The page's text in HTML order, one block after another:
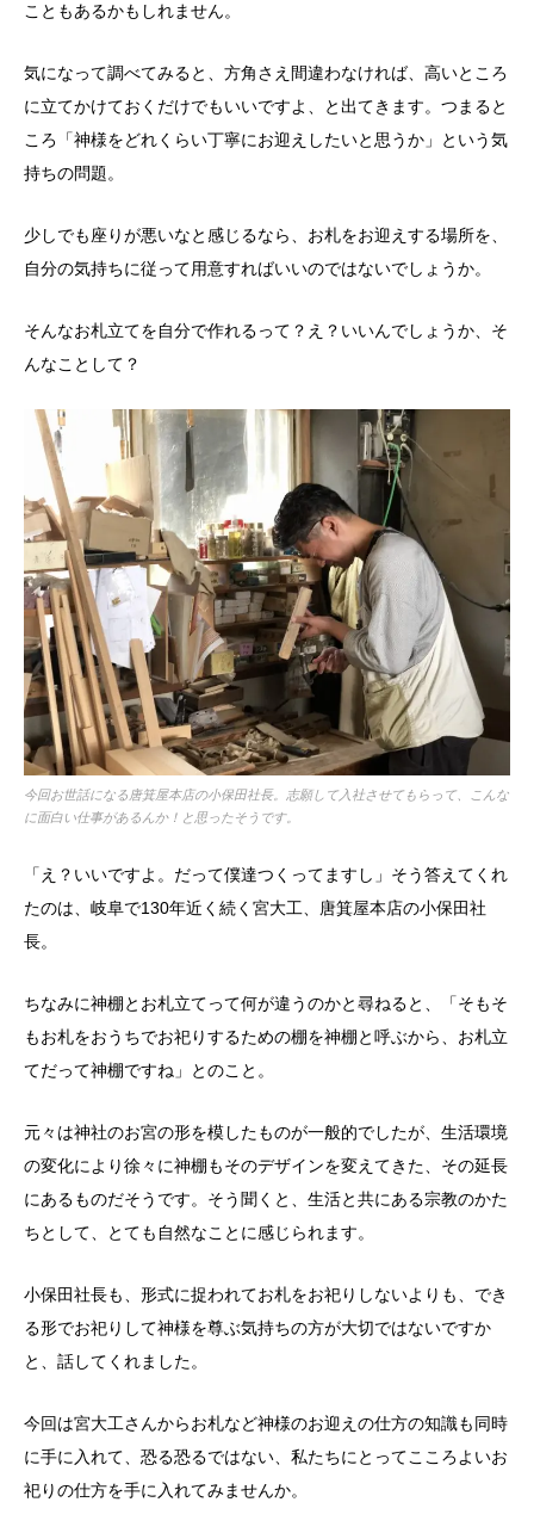
こともあるかもしれません。
気になって調べてみると、方角さえ間違わなければ、高いところ
に立てかけておくだけでもいいですよ、と出てきます。つまると
ころ「神様をどれくらい丁寧にお迎えしたいと思うか」という気
持ちの問題。
少しでも座りが悪いなと感じるなら、お札をお迎えする場所を、
自分の気持ちに従って用意すればいいのではないでしょうか。
そんなお札立てを自分で作れるって？え？いいんでしょうか、そ
んなことして？
今回お世話になる唐箕屋本店の小保田社長。志願して入社させてもらって、こんな
に面白い仕事があるんか！と思ったそうです。
「え？いいですよ。だって僕達つくってますし」そう答えてくれ
たのは、岐阜で130年近く続く宮大工、唐箕屋本店の小保田社
長。
ちなみに神棚とお札立てって何が違うのかと尋ねると、「そもそ
もお札をおうちでお祀りするための棚を神棚と呼ぶから、お札立
てだって神棚ですね」とのこと。
元々は神社のお宮の形を模したものが一般的でしたが、生活環境
の変化により徐々に神棚もそのデザインを変えてきた、その延長
にあるものだそうです。そう聞くと、生活と共にある宗教のかた
ちとして、とても自然なことに感じられます。
小保田社長も、形式に捉われてお札をお祀りしないよりも、でき
る形でお祀りして神様を尊ぶ気持ちの方が大切ではないですか
と、話してくれました。
今回は宮大工さんからお札など神様のお迎えの仕方の知識も同時
に手に入れて、恐る恐るではない、私たちにとってこころよいお
祀りの仕方を手に入れてみませんか。